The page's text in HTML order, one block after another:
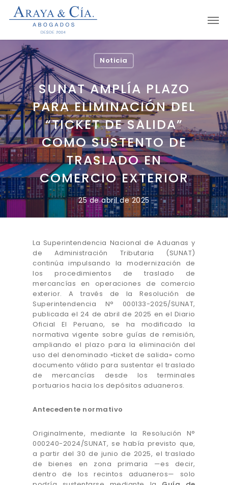
Noticia
SUNAT AMPLÍA PLAZO
PARA ELIMINACIÓN DEL
“TICKET DE SALIDA”
COMO SUSTENTO DE
TRASLADO EN
COMERCIO EXTERIOR
25 de abril de 2025
La Superintendencia Nacional de Aduanas y
de Administración Tributaria (SUNAT)
continúa impulsando la modernización de
los procedimientos de traslado de
mercancías en operaciones de comercio
exterior. A través de la Resolución de
Superintendencia N° 000133-2025/SUNAT,
publicada el 24 de abril de 2025 en el Diario
Oficial El Peruano, se ha modificado la
normativa vigente sobre guías de remisión,
ampliando el plazo para la eliminación del
uso del denominado «ticket de salida» como
documento válido para sustentar el traslado
de mercancías desde los terminales
portuarios hacia los depósitos aduaneros.
Antecedente normativo
Originalmente, mediante la Resolución N°
000240-2024/SUNAT, se había previsto que,
a partir del 30 de junio de 2025, el traslado
de bienes en zona primaria —es decir,
dentro de los recintos aduaneros— solo